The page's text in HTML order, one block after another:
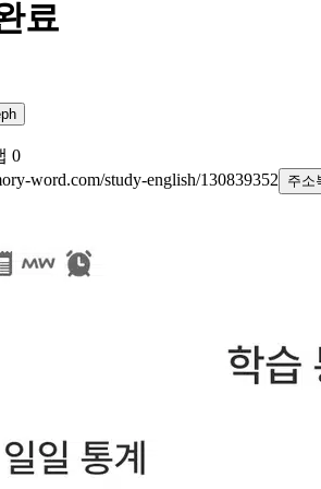
료
0
word.com/study-english/130839352
주소